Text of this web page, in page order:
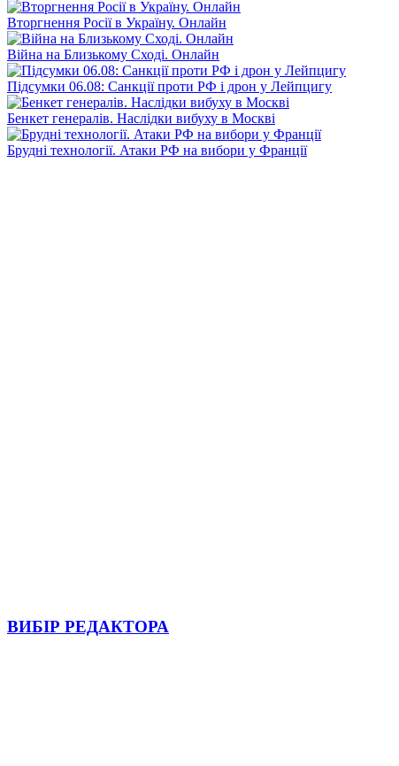
Вторгнення Росії в Україну. Онлайн
Війна на Близькому Сході. Онлайн
Підсумки 06.08: Санкції проти РФ і дрон у Лейпцигу
Бенкет генералів. Наслідки вибуху в Москві
Брудні технології. Атаки РФ на вибори у Франції
ВИБІР РЕДАКТОРА